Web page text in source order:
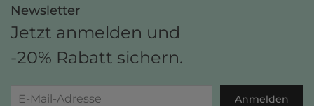
Newsletter
Jetzt anmelden und
-20% Rabatt sichern.
Anmelden